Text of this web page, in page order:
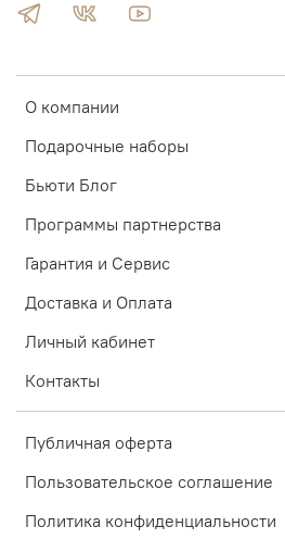
О компании
Подарочные наборы
Бьюти Блог
Программы партнерства
Гарантия и Сервис
Доставка и Оплата
Личный кабинет
Контакты
Публичная оферта
Пользовательское соглашение
Политика конфиденциальности